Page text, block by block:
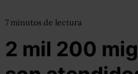
7 minutos de lectura
2 mil 200